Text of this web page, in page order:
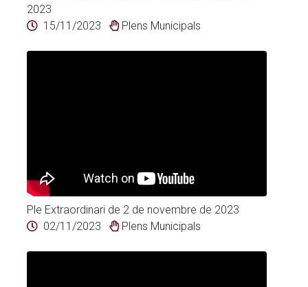
2023
15/11/2023
Plens Municipals
Ple Extraordinari de 2 de novembre de 2023
02/11/2023
Plens Municipals